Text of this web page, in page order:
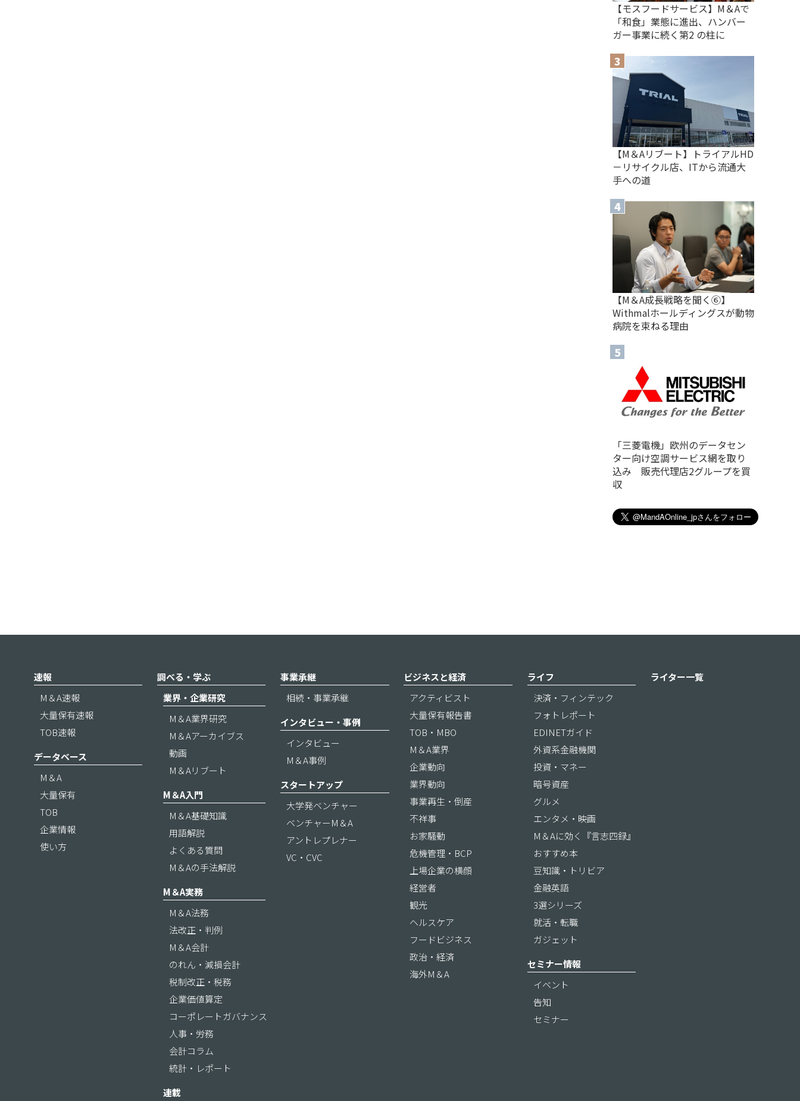
【モスフードサービス】M＆Aで
「和食」業態に進出、ハンバー
ガー事業に続く第2 の柱に
【M＆Aリブート】トライアルHD
－リサイクル店、ITから流通大
手への道
【M＆A 成長戦略を聞く⑥】
Withmalホールディングスが動物
病院を束ねる理由
「三菱電機」欧州のデータセン
ター向け空調サービス網を取り
込み 販売代理店2グループを買
収
速報
M＆A速報
大量保有速報
TOB速報
データベース
M＆A
大量保有
TOB
企業情報
使い方
調べる・学ぶ
業界・企業研究
M＆A業界研究
M＆Aアーカイブス
動画
M＆Aリブート
M＆A入門
M＆A基礎知識
用語解説
よくある質問
M＆Aの手法解説
M＆A実務
M＆A法務
法改正・判例
M＆A会計
のれん・減損会計
税制改正・税務
企業価値算定
コーポレートガバナンス
人事・労務
会計コラム
統計・レポート
連載
事業承継
相続・事業承継
インタビュー・事例
インタビュー
M＆A事例
スタートアップ
大学発ベンチャー
ベンチャーM＆A
アントレプレナー
VC・CVC
ビジネスと経済
アクティビスト
大量保有報告書
TOB・MBO
M＆A業界
企業動向
業界動向
事業再生・倒産
不祥事
お家騒動
危機管理・BCP
上場企業の横顔
経営者
観光
ヘルスケア
フードビジネス
政治・経済
海外M＆A
ライフ
決済・フィンテック
フォトレポート
EDINETガイド
外資系金融機関
投資・マネー
暗号資産
グルメ
エンタメ・映画
M＆Aに効く『言志四録』
おすすめ本
豆知識・トリビア
金融英語
3選シリーズ
就活・転職
ガジェット
セミナー情報
イベント
告知
セミナー
ライター一覧